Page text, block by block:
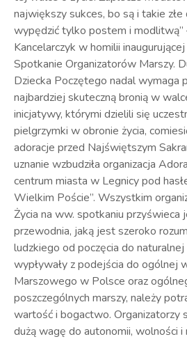
największy sukces, bo są i takie złe
wypędzić tylko postem i modlitwą”
Kancelarczyk w homilii
Spotkanie Organizatorów Marszy.
Dziecka Poczętego nadal wymaga
najbardziej skuteczną bronią w
inicjatywy, którymi dzielili się
pielgrzymki w obronie życia,
adoracje przed Najświętszym
uznanie wzbudziła organizacja
centrum miasta w Legnicy pod
Wielkim Poście”. Wszystkim
Życia na ww. spotkaniu przyświeca
przewodnia, jaką jest szeroko
ludzkiego od poczęcia do naturalnej
wypływały z podejścia do ogólnej
Marszowego w Polsce oraz
poszczególnych marszy, należy
wartość i bogactwo. Organizatorzy
dużą wagę do autonomii, wolności i